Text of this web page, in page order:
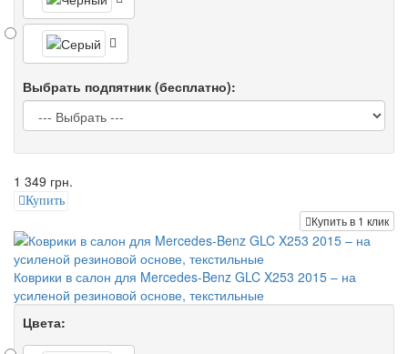
Выбрать подпятник (бесплатно):
1 349 грн.
Купить
Купить в 1 клик
Коврики в салон для Mercedes-Benz GLC X253 2015 – на
усиленой резиновой основе, текстильные
Цвета: